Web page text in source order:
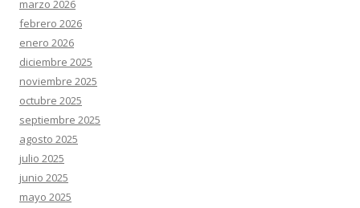
marzo 2026
febrero 2026
enero 2026
diciembre 2025
noviembre 2025
octubre 2025
septiembre 2025
agosto 2025
julio 2025
junio 2025
mayo 2025